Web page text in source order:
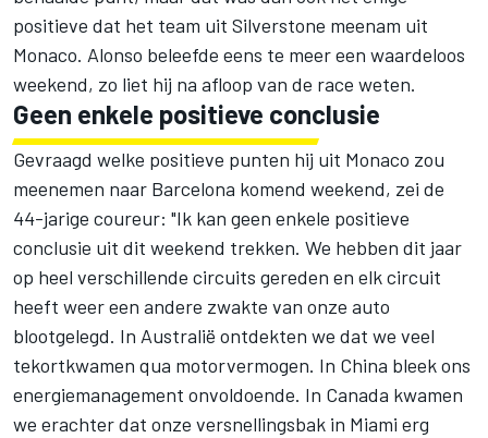
positieve dat het team uit Silverstone meenam uit
Monaco. Alonso beleefde eens te meer een waardeloos
weekend, zo liet hij na afloop van de race weten.
Geen enkele positieve conclusie
Gevraagd welke positieve punten hij uit Monaco zou
meenemen naar Barcelona komend weekend, zei de
44-jarige coureur: "Ik kan geen enkele positieve
conclusie uit dit weekend trekken. We hebben dit jaar
op heel verschillende circuits gereden en elk circuit
heeft weer een andere zwakte van onze auto
blootgelegd. In Australië ontdekten we dat we veel
tekortkwamen qua motorvermogen. In China bleek ons
energiemanagement onvoldoende. In Canada kwamen
we erachter dat onze versnellingsbak in Miami erg